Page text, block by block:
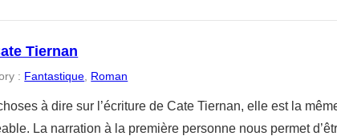
Tiernan
: Fantastique Roman
à dire sur l’écriture de Cate Tiernan, elle est la
La narration à la première personne nous permet